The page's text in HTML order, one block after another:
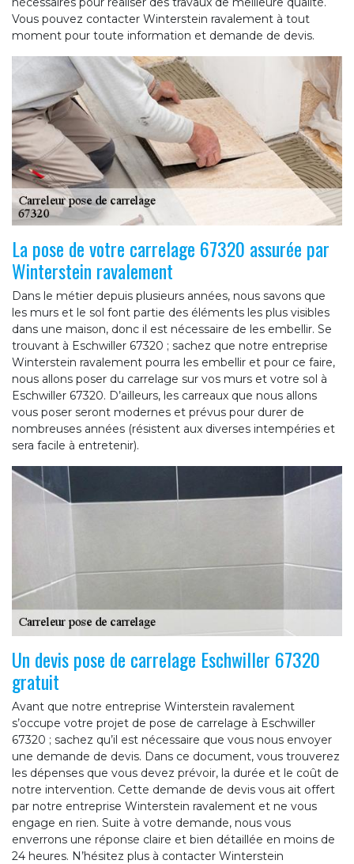
Vous pouvez contacter Winterstein ravalement à tout
moment pour toute information et demande de devis.
La pose de votre carrelage 67320 assurée par
Winterstein ravalement
Dans le métier depuis plusieurs années, nous savons que
les murs et le sol font partie des éléments les plus visibles
dans une maison, donc il est nécessaire de les embellir. Se
trouvant à Eschwiller 67320 ; sachez que notre entreprise
Winterstein ravalement pourra les embellir et pour ce faire,
nous allons poser du carrelage sur vos murs et votre sol à
Eschwiller 67320. D’ailleurs, les carreaux que nous allons
vous poser seront modernes et prévus pour durer de
nombreuses années (résistent aux diverses intempéries et
sera facile à entretenir).
Un devis pose de carrelage Eschwiller 67320
gratuit
Avant que notre entreprise Winterstein ravalement
s’occupe votre projet de pose de carrelage à Eschwiller
67320 ; sachez qu’il est nécessaire que vous nous envoyer
une demande de devis. Dans ce document, vous trouverez
les dépenses que vous devez prévoir, la durée et le coût de
notre intervention. Cette demande de devis vous ait offert
par notre entreprise Winterstein ravalement et ne vous
engage en rien. Suite à votre demande, nous vous
enverrons une réponse claire et bien détaillée en moins de
24 heures. N’hésitez plus à contacter Winterstein